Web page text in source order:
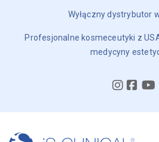
Wyłączny dystrybutor
Profesjonalne kosmeceutyki z
medycyny